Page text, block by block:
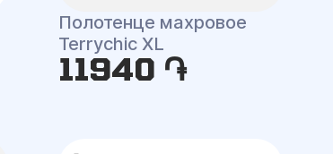
Полотенце махровое
Terrychic XL
11940 ֏